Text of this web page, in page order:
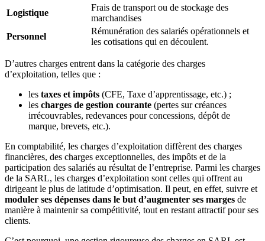
Logistique
Frais de transport ou de stockage des
marchandises
Personnel
Rémunération des salariés opérationnels et
les cotisations qui en découlent.
D’autres charges entrent dans la catégorie des charges
d’exploitation, telles que :
les taxes et impôts (CFE, Taxe d’apprentissage, etc.) ;
les charges de gestion courante (pertes sur créances
irrécouvrables, redevances pour concessions, dépôt de
marque, brevets, etc.).
En comptabilité, les charges d’exploitation diffèrent des charges
financières, des charges exceptionnelles, des impôts et de la
participation des salariés au résultat de l’entreprise. Parmi les charges
de la SARL, les charges d’exploitation sont celles qui offrent au
dirigeant le plus de latitude d’optimisation. Il peut, en effet, suivre et
moduler ses dépenses dans le but d’augmenter ses marges de
manière à maintenir sa compétitivité, tout en restant attractif pour ses
clients.